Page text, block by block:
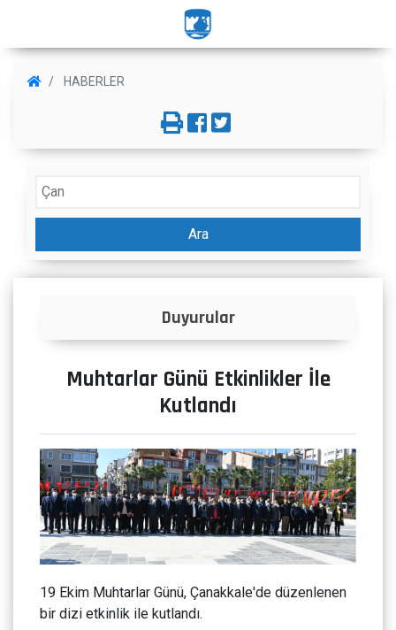
HABERLER
Ara
İlanlar
Muhtarlar Günü Etkinlikler İle
Kutlandı
19 Ekim Muhtarlar Günü, Çanakkale'de düzenlenen
bir dizi etkinlik ile kutlandı.